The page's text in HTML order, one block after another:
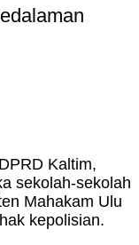
Kaltim,
sekolah-sekolah
Mahakam Ulu
kepolisian.